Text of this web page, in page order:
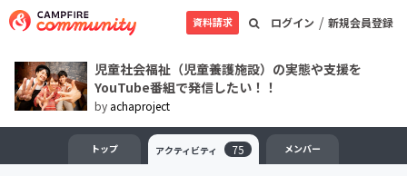
ログイン / 新規会員登録
資料請求
児童社会福祉（児童養護施設）の実態や支援を
YouTube番組で発信したい！！
by achaproject
トップ アクティビティ 75 メンバー